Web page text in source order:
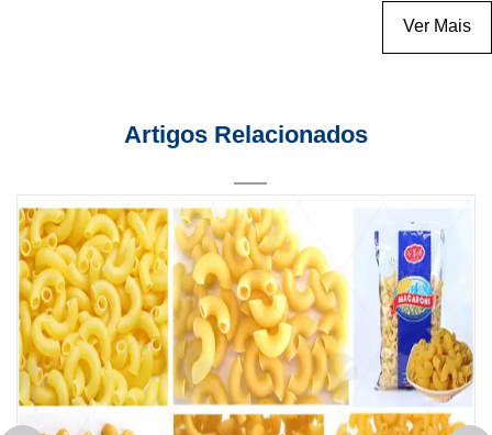
Ver Mais
Artigos Relacionados